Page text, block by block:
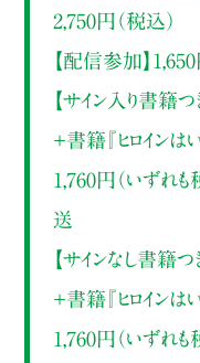
2,750円（税込）
【配信参加】1,650
【サイン入り書籍
＋書籍『ヒロインは
1,760円（いずれ
送
【サインなし書籍
＋書籍『ヒロインは
1,760円（いずれ